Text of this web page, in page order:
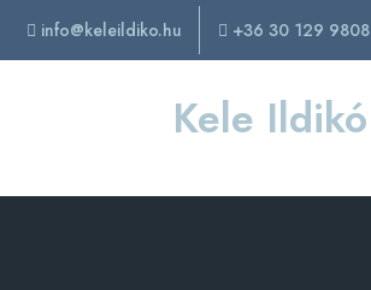
info@keleildiko.hu +36 30 129 9808
Kele Ildikó